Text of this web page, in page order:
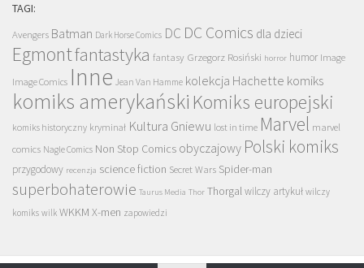
TAGI:
Avengers Batman Dark Horse Comics DC DC Comics dla dzieci
Egmontfantastyka fantasy Grzegorz Rosiński horror humor Image
Image Comics Inne Jean Van Hamme kolekcja Hachette komiks
komiks amerykański Komiks europejski
komiks historyczny kryminał Kultura Gniewu lost in time Marvel marvel
comics Nagle Comics Non Stop Comics obyczajowy Polski komiks
przygodowy recenzja science fiction Secret Wars Spider-man
superbohaterowie Taurus Media Thor Thorgalwilczy artykuł wilczy
komiks wilk WKKM X-men zapowiedzi